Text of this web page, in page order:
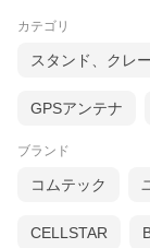
カテゴリ
スタンド、クレ
GPSアンテナ
ブランド
コムテック
CELLSTAR